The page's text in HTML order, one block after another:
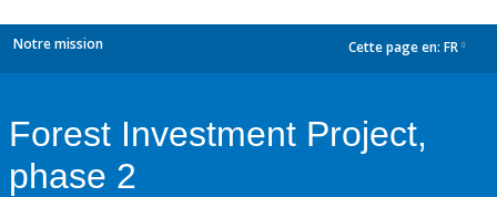
Notre mission Cette page en: FR
Forest Investment Project,
phase 2